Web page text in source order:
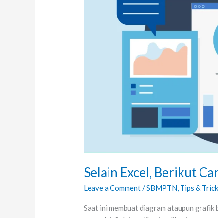
Selain Excel, Berikut
Leave a Comment/SBMPTN, Tips & Trick
Saat ini membuat diagram ataupun grafik